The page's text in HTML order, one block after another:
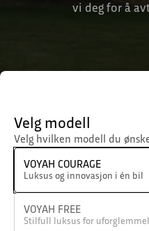
vi deg for å
Velg modell
Velg hvilken modell du
VOYAH COURAGE
Luksus og innovasjon i én bil
VOYAH FREE
Stilfull luksus for